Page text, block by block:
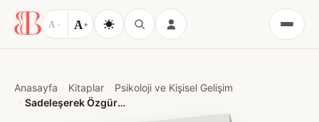
A − A+
Menü
Anasayfa Kitaplar
Psikoloji ve Kişisel Gelişim
Sadeleşerek Özgürleş – Hale Acun Aydın